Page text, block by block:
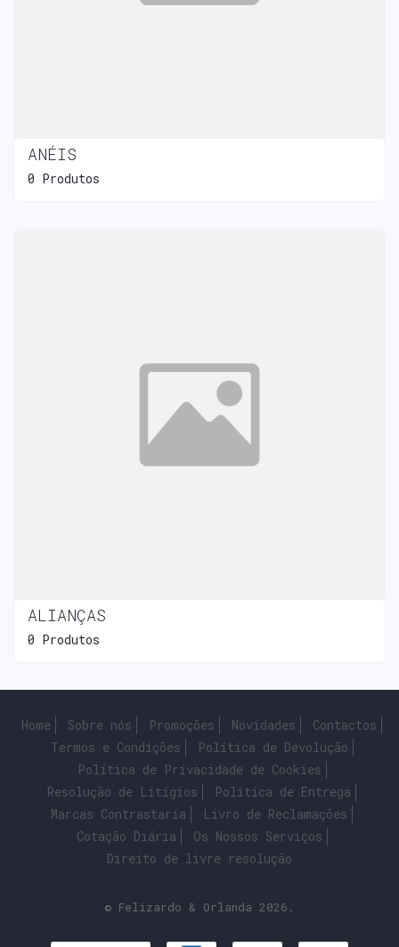
ANÉIS
0 Produtos
ALIANÇAS
0 Produtos
Home Sobre nós Promoções Novidades
Contactos
Termos e Condições
Política de Devolução
Política de Privacidade de Cookies
Resolução de Litígios
Política de Entrega
Marcas Contrastaria
Livro de Reclamações
Cotação Diária
Os Nossos Serviços
Direito de livre resolução
© Felizardo & Orlanda 2026.